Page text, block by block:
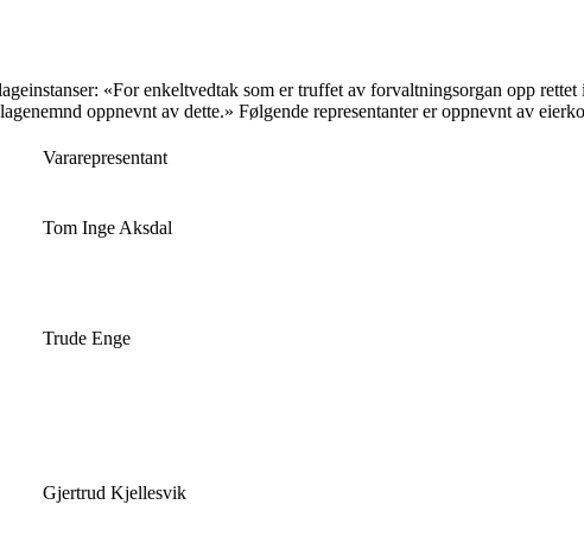
«For enkeltvedtak som er truffet av forvaltningsorgan opp
oppnevnt av dette.» Følgende representanter er oppnevnt av
Vararepresentant
Tom Inge Aksdal
Trude Enge
Gjertrud Kjellesvik